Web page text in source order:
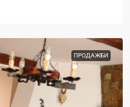
ПРОДАЖБИ